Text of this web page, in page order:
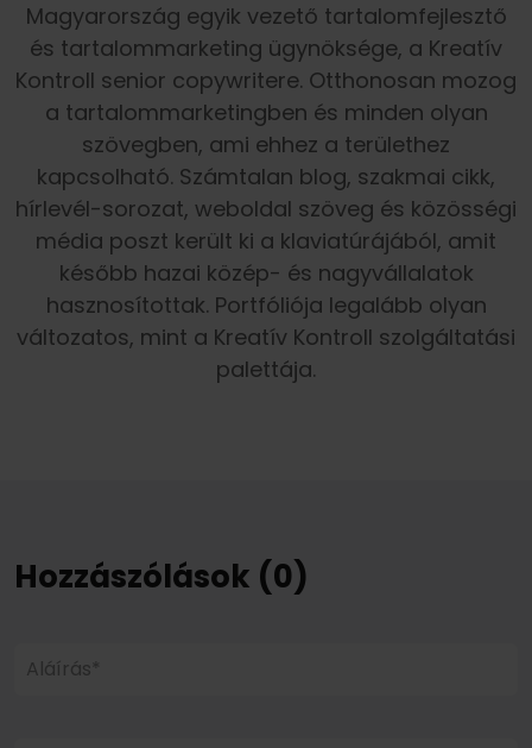
Magyarország egyik vezető tartalomfejlesztő
és tartalommarketing ügynöksége, a Kreatív
Kontroll senior copywritere. Otthonosan mozog
a tartalommarketingben és minden olyan
szövegben, ami ehhez a területhez
kapcsolható. Számtalan blog, szakmai cikk,
hírlevél-sorozat, weboldal szöveg és közösségi
média poszt került ki a klaviatúrájából, amit
később hazai közép- és nagyvállalatok
hasznosítottak. Portfóliója legalább olyan
változatos, mint a Kreatív Kontroll szolgáltatási
palettája.
Hozzászólások (0)
Aláírás*